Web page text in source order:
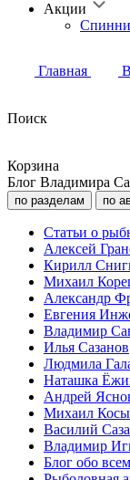
Акции
Главная
Поиск
Корзина
Блог Владимира
по разделам по
Статьи о
Алексей
Кирилл
Михаил
Александр
Евгения
Владимир
Илья Сазанов
Людмила
Наташка
Андрей
Михаил
Василий
Владимир
Блог обо всем